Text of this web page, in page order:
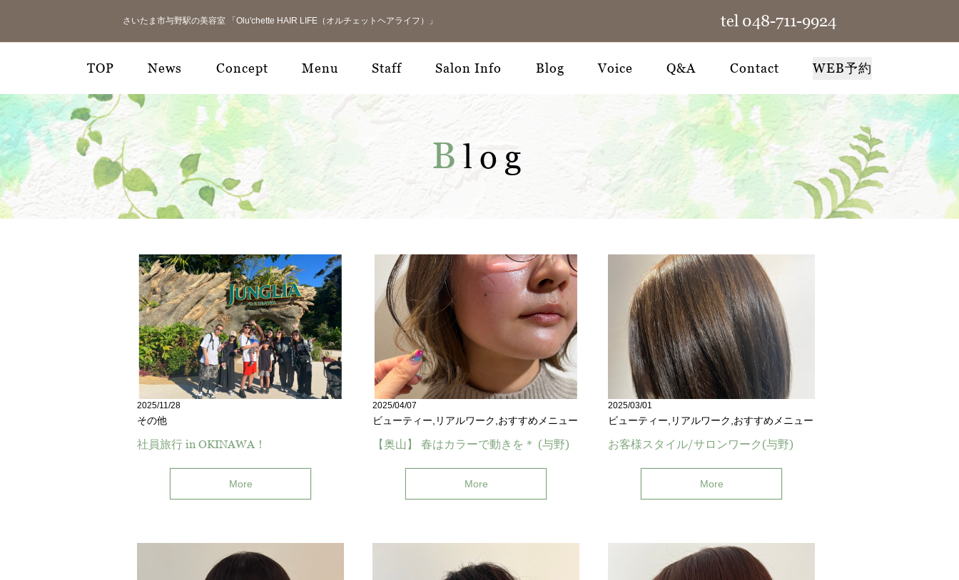
さいたま市与野駅の美容室 「Olu'chette HAIR LIFE（オルチェットヘアライフ）」 tel 048-711-9924
TOP News Concept Menu Staff Salon Info Blog Voice Q&A Contact WEB予約
B log
2025/11/28
その他
社員旅行 in OKINAWA！
More
2025/04/07
ビューティー,リアルワーク,おすすめメニュー
【奥山】 春はカラーで動きを＊ (与野)
More
2025/03/01
ビューティー,リアルワーク,おすすめメニュー
お客様スタイル/サロンワーク(与野)
More